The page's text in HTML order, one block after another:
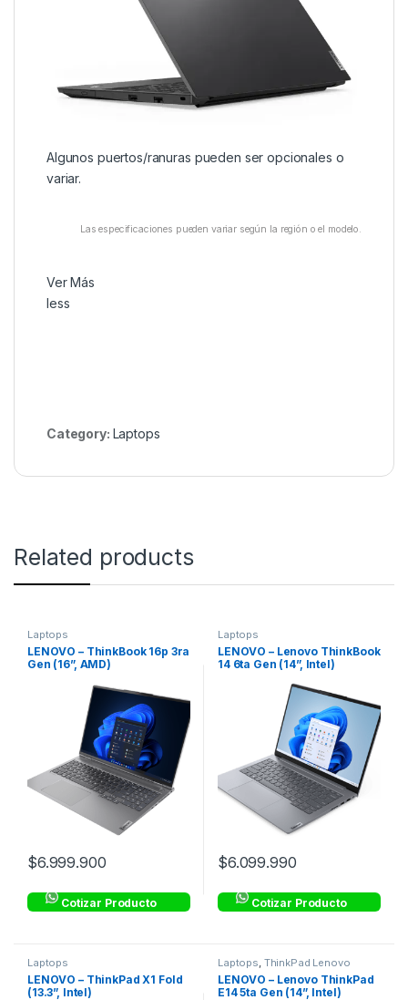
Algunos puertos/ranuras pueden ser opcionales o
variar.
Las especificaciones pueden variar según la región o el modelo.
Ver Más
less
Category: Laptops
Related products
Laptops
LENOVO – ThinkBook 16p 3ra
Gen (16”, AMD)
$6.999.900
Cotizar Producto
Laptops
LENOVO – Lenovo ThinkBook
14 6ta Gen (14”, Intel)
$6.099.990
Cotizar Producto
Laptops
LENOVO – ThinkPad X1 Fold
(13.3”, Intel)
Laptops ThinkPad Lenovo
Corporativo
LENOVO – Lenovo ThinkPad
E14 5ta Gen (14”, Intel)